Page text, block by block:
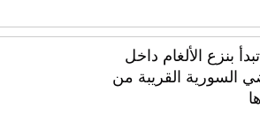
بنزع الألغام داخل
السورية القريبة من